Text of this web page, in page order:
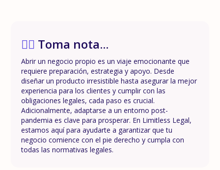
✍🏼 Toma nota...
Abrir un negocio propio es un viaje emocionante que
requiere preparación, estrategia y apoyo. Desde
diseñar un producto irresistible hasta asegurar la mejor
experiencia para los clientes y cumplir con las
obligaciones legales, cada paso es crucial.
Adicionalmente, adaptarse a un entorno post-
pandemia es clave para prosperar. En Limitless Legal,
estamos aquí para ayudarte a garantizar que tu
negocio comience con el pie derecho y cumpla con
todas las normativas legales.